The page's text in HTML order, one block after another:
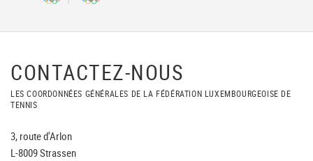
CONTACTEZ-NOUS
LES COORDONNÉES GÉNÉRALES DE LA FÉDÉRATION LUXEMBOURGEOISE DE
TENNIS
3, route d'Arlon
L-8009 Strassen